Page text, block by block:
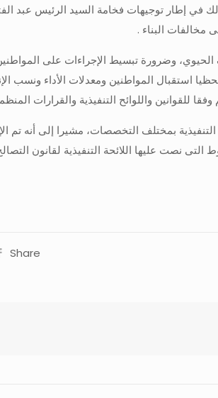
في إطار توجيهات فخامة السيد الرئيس عبد
مخالفات البناء .
الحيوي، وضرورة تبسيط الإجراءات على
استقبال المواطنين ومعدلات الأداء ونسب
للقوانين واللوائح التنفيذية والقرارات
بمختلف التخصصات، مشيرا إلى أنه تم
نصت عليها اللائحة التنفيذية لقانون
Share